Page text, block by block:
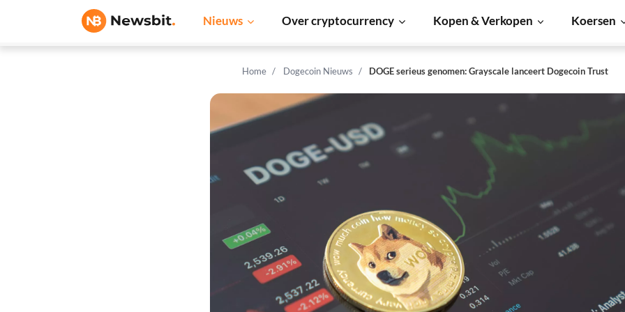
Nieuws Over cryptocurrency Kopen & Verkopen Koersen
Home Dogecoin Nieuws DOGE serieus genomen: Grayscale lanceert Dogecoin Trust